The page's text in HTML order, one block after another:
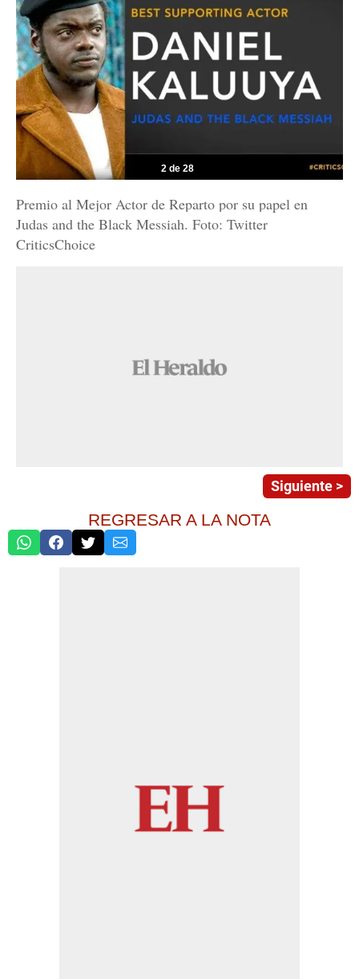
2 de 28
Premio al Mejor Actor de Reparto por su papel en
Judas and the Black Messiah. Foto: Twitter
CriticsChoice
Siguiente >
REGRESAR A LA NOTA